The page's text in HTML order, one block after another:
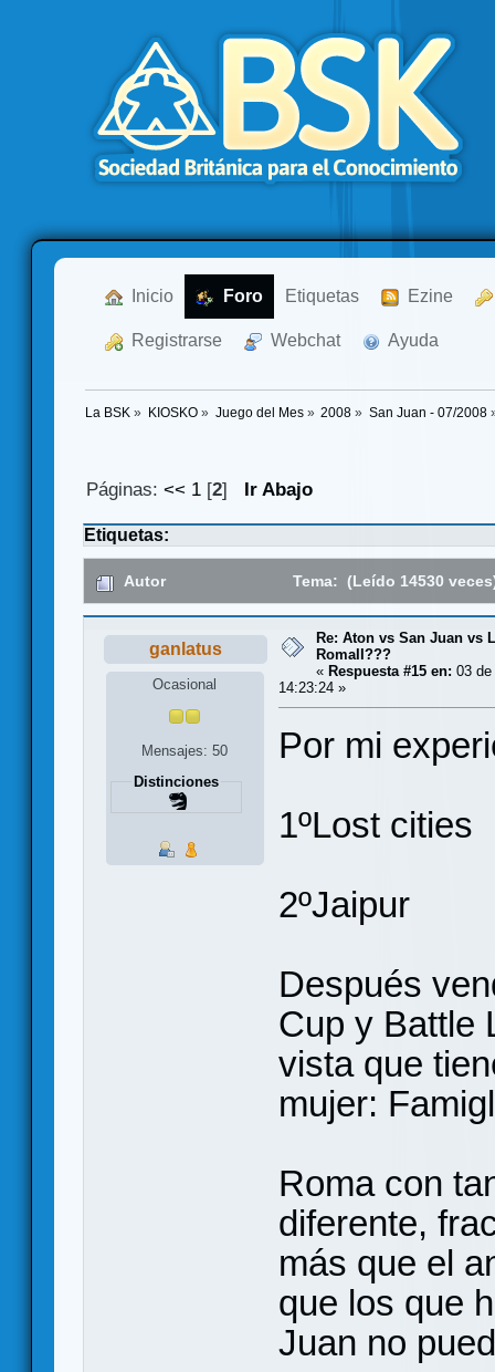
Inicio Foro Etiquetas Ezine
Registrarse Webchat Ayuda
La BSK » KIOSKO» Juego del Mes» 2008 » San Juan - 07/2008
Páginas:<< 1 [2] Ir Abajo
Etiquetas:
Autor Tema: (Leído 14530
ganlatus
Ocasional
Mensajes: 50
Distinciones
Re: Aton vs San Juan vs
RomaII???
« Respuesta #15 en: 03 de
14:23:24 »
Por mi
1ºLost cities
2ºJaipur
Después
Cup y Battle
vista que
mujer:
Roma con
diferente,
más que el
que los que
Juan no